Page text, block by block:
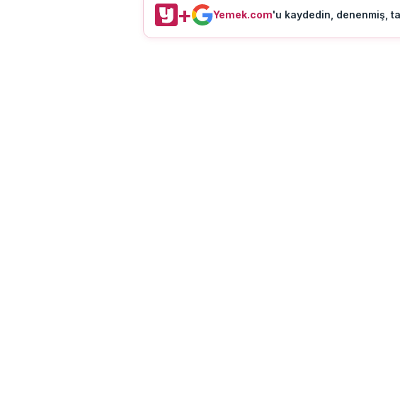
+ Yemek.com'u kaydedin, denenmiş,